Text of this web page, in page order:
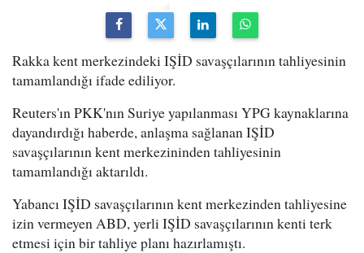
Rakka kent merkezindeki IŞİD savaşçılarının tahliyesinin
tamamlandığı ifade ediliyor.
Reuters'ın PKK'nın Suriye yapılanması YPG kaynaklarına
dayandırdığı haberde, anlaşma sağlanan IŞİD
savaşçılarının kent merkezininden tahliyesinin
tamamlandığı aktarıldı.
Yabancı IŞİD savaşçılarının kent merkezinden tahliyesine
izin vermeyen ABD, yerli IŞİD savaşçılarının kenti terk
etmesi için bir tahliye planı hazırlamıştı.